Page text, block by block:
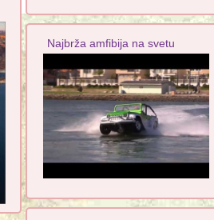
Najbrža amfibija na svetu